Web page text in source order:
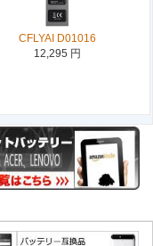
CFLYAI D01016
12,295 円